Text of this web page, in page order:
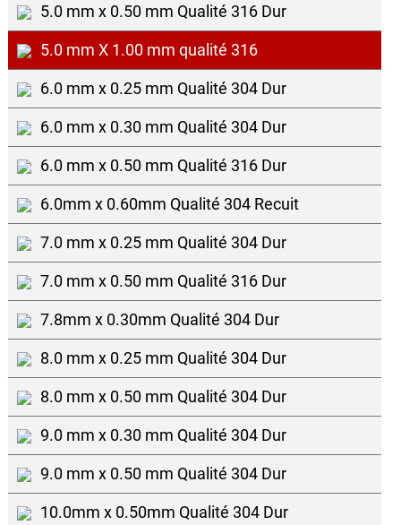
5.0 mm x 0.50 mm Qualité 316 Dur
5.0 mm X 1.00 mm qualité 316
6.0 mm x 0.25 mm Qualité 304 Dur
6.0 mm x 0.30 mm Qualité 304 Dur
6.0 mm x 0.50 mm Qualité 316 Dur
6.0mm x 0.60mm Qualité 304 Recuit
7.0 mm x 0.25 mm Qualité 304 Dur
7.0 mm x 0.50 mm Qualité 316 Dur
7.8mm x 0.30mm Qualité 304 Dur
8.0 mm x 0.25 mm Qualité 304 Dur
8.0 mm x 0.50 mm Qualité 304 Dur
9.0 mm x 0.30 mm Qualité 304 Dur
9.0 mm x 0.50 mm Qualité 304 Dur
10.0mm x 0.50mm Qualité 304 Dur